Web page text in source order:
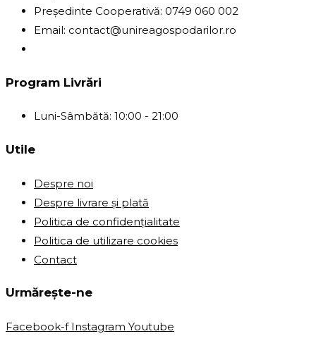
Președinte Cooperativă: 0749 060 002
Email: contact@unireagospodarilor.ro
Program Livrări
Luni-Sâmbătă: 10:00 - 21:00
Utile
Despre noi
Despre livrare și plată
Politica de confidențialitate
Politica de utilizare cookies
Contact
Urmărește-ne
Facebook-f Instagram Youtube